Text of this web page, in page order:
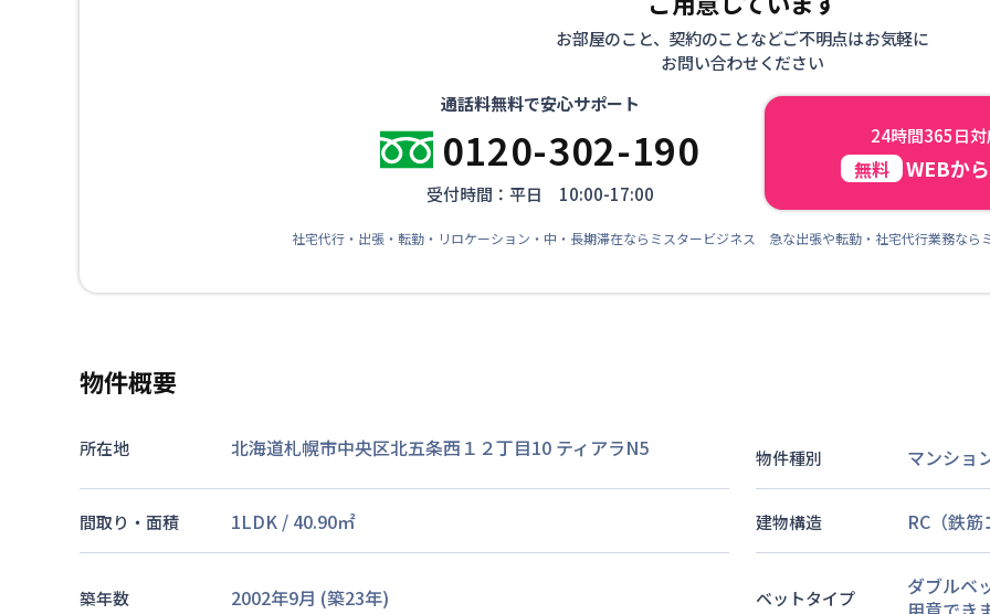
お部屋のこと、契約のことなどご不明点はお気軽に
お問い合わせください
通話料無料で安心サポート
0120-302-190
受付時間：平日 10:00-17:00
24時間365日
無料 WEBか
社宅代行・出張・転勤・リロケーション・中・長期滞在ならミスタービジネス 急な出張や転勤・社宅代行業務なら
物件概要
所在地 北海道札幌市中央区北五条西１２丁目10 ティアラN5 物件種別 マンショ
間取り・面積 1LDK / 40.90㎡ 建物構造 RC（鉄
築年数 2002年9月 (築23年) ベットタイプ
ダブルベ